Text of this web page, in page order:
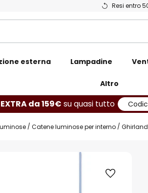
Resi entro
esterna Lampadine
Altro
da 159€ su quasi tutto
Catene luminose per interno